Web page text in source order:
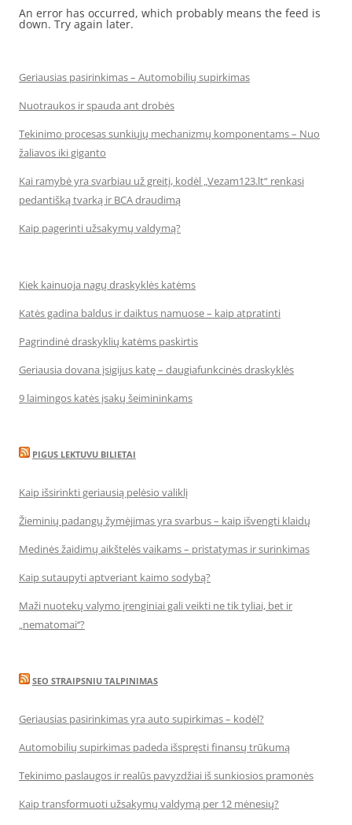
An error has occurred, which probably means the feed is
down. Try again later.
Geriausias pasirinkimas – Automobilių supirkimas
Nuotraukos ir spauda ant drobės
Tekinimo procesas sunkiųjų mechanizmų komponentams – Nuo
žaliavos iki giganto
Kai ramybė yra svarbiau už greitį, kodėl „Vezam123.lt“ renkasi
pedantišką tvarką ir BCA draudimą
Kaip pagerinti užsakymų valdymą?
Kiek kainuoja nagų draskyklės katėms
Katės gadina baldus ir daiktus namuose – kaip atpratinti
Pagrindinė draskyklių katėms paskirtis
Geriausia dovana įsigijus katę – daugiafunkcinės draskyklės
9 laimingos katės įsakų šeimininkams
PIGUS LEKTUVU BILIETAI
Kaip išsirinkti geriausią pelėsio valiklį
Žieminių padangų žymėjimas yra svarbus – kaip išvengti klaidų
Medinės žaidimų aikštelės vaikams – pristatymas ir surinkimas
Kaip sutaupyti aptveriant kaimo sodybą?
Maži nuotekų valymo įrenginiai gali veikti ne tik tyliai, bet ir
„nematomai‘‘?
SEO STRAIPSNIU TALPINIMAS
Geriausias pasirinkimas yra auto supirkimas – kodėl?
Automobilių supirkimas padeda išspręsti finansų trūkumą
Tekinimo paslaugos ir realūs pavyzdžiai iš sunkiosios pramonės
Kaip transformuoti užsakymų valdymą per 12 mėnesių?